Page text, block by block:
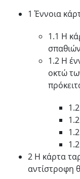
1 Έννοια
1.1 Η
1.2 Η
οκτώ
2 Η κάρτα
αντίστροφη